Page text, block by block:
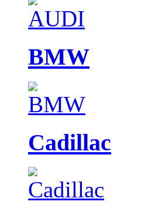
BMW
Cadillac